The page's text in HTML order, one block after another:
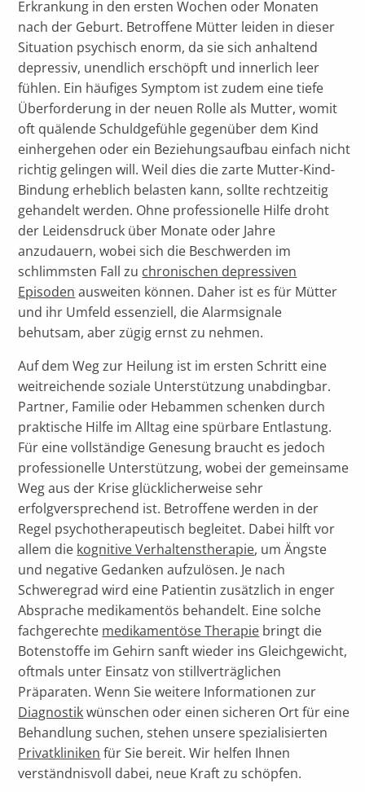
Erkrankung in den ersten Wochen oder Monaten
nach der Geburt. Betroffene Mütter leiden in dieser
Situation psychisch enorm, da sie sich anhaltend
depressiv, unendlich erschöpft und innerlich leer
fühlen. Ein häufiges Symptom ist zudem eine tiefe
Überforderung in der neuen Rolle als Mutter, womit
oft quälende Schuldgefühle gegenüber dem Kind
einhergehen oder ein Beziehungsaufbau einfach nicht
richtig gelingen will. Weil dies die zarte Mutter-Kind-
Bindung erheblich belasten kann, sollte rechtzeitig
gehandelt werden. Ohne professionelle Hilfe droht
der Leidensdruck über Monate oder Jahre
anzudauern, wobei sich die Beschwerden im
schlimmsten Fall zu chronischen depressiven
Episoden ausweiten können. Daher ist es für Mütter
und ihr Umfeld essenziell, die Alarmsignale
behutsam, aber zügig ernst zu nehmen.
Auf dem Weg zur Heilung ist im ersten Schritt eine
weitreichende soziale Unterstützung unabdingbar.
Partner, Familie oder Hebammen schenken durch
praktische Hilfe im Alltag eine spürbare Entlastung.
Für eine vollständige Genesung braucht es jedoch
professionelle Unterstützung, wobei der gemeinsame
Weg aus der Krise glücklicherweise sehr
erfolgversprechend ist. Betroffene werden in der
Regel psychotherapeutisch begleitet. Dabei hilft vor
allem die kognitive Verhaltenstherapie, um Ängste
und negative Gedanken aufzulösen. Je nach
Schweregrad wird eine Patientin zusätzlich in enger
Absprache medikamentös behandelt. Eine solche
fachgerechte medikamentöse Therapie bringt die
Botenstoffe im Gehirn sanft wieder ins Gleichgewicht,
oftmals unter Einsatz von stillverträglichen
Präparaten. Wenn Sie weitere Informationen zur
Diagnostikwünschen oder einen sicheren Ort für eine
Behandlung suchen, stehen unsere spezialisierten
Privatkliniken für Sie bereit. Wir helfen Ihnen
verständnisvoll dabei, neue Kraft zu schöpfen.